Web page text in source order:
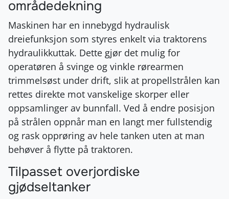
områdedekning
Maskinen har en innebygd hydraulisk
dreiefunksjon som styres enkelt via traktorens
hydraulikkuttak. Dette gjør det mulig for
operatøren å svinge og vinkle rørearmen
trimmelsøst under drift, slik at propellstrålen kan
rettes direkte mot vanskelige skorper eller
oppsamlinger av bunnfall. Ved å endre posisjon
på strålen oppnår man en langt mer fullstendig
og rask opprøring av hele tanken uten at man
behøver å flytte på traktoren.
Tilpasset overjordiske
gjødseltanker